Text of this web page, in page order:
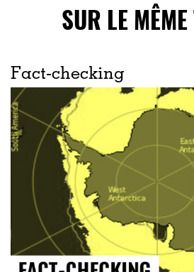
SUR LE
Fact-checking